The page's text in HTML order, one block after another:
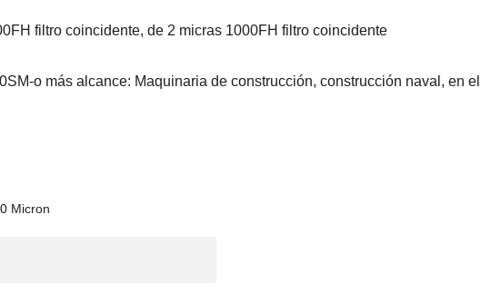
filtro coincidente, de 2 micras 1000FH filtro coincidente
o más alcance: Maquinaria de construcción, construcción naval, en